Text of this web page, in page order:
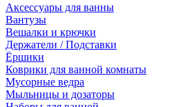
Аксессуары для ванны
Вантузы
Вешалки и крючки
Держатели / Подставки
Ёршики
Коврики для ванной комнаты
Мусорные ведра
Мыльницы и дозаторы